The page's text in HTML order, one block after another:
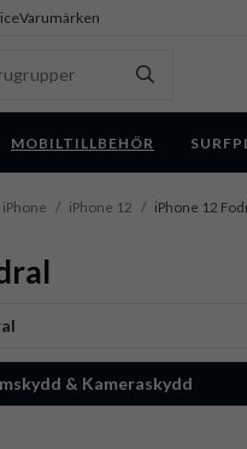
Varumärken
MOBILTILLBEHÖR
iPhone / iPhone 12 / iPhone 12
& Kameraskydd